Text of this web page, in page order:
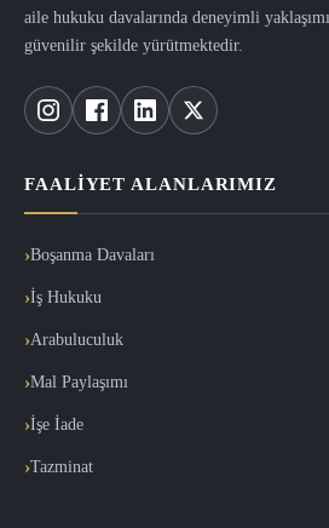
aile hukuku davalarında deneyimli
güvenilir şekilde yürütmektedir.
FAALIYET ALANLARIMIZ
Boşanma Davaları
İş Hukuku
Arabuluculuk
Mal Paylaşımı
İşe İade
Tazminat